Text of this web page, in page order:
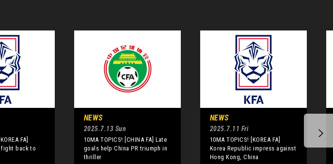
FA]
fight back to
NEWS
2025.7.13 Sun
10MA TOPICS! [CHINA FA] Late
goals help China PR triumph in
thriller
NEWS
2025.7.11 Fri
10MA TOPICS! [KOREA FA]
Korea Republic impress against
Hong Kong, China